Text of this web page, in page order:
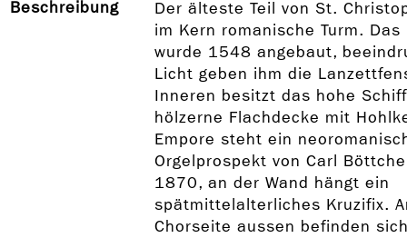
Beschreibung
Der älteste Teil von St.
im Kern romanische Turm.
wurde 1548 angebaut,
Licht geben ihm die
Inneren besitzt das hohe
hölzerne Flachdecke mit
Empore steht ein
Orgelprospekt von Carl
1870, an der Wand hängt ein
spätmittelalterliches Kruzifix.
Chorseite aussen befinden